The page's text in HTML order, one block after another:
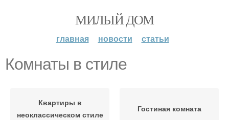
МИЛЫЙ ДОМ
главная новости статьи
Комнаты в стиле
Квартиры в
неоклассическом стиле
Гостиная комната